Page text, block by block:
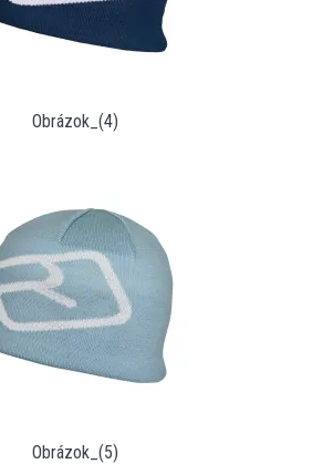
Obrázok_(4)
Obrázok_(5)